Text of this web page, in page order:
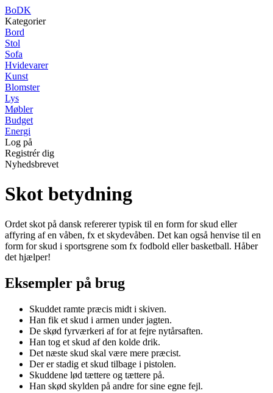
BoDK
Kategorier
Bord
Stol
Sofa
Hvidevarer
Kunst
Blomster
Lys
Møbler
Budget
Energi
Log på
Registrér dig
Nyhedsbrevet
Skot betydning
Ordet skot på dansk refererer typisk til en form for skud eller
affyring af en våben, fx et skydevåben. Det kan også henvise til en
form for skud i sportsgrene som fx fodbold eller basketball. Håber
det hjælper!
Eksempler på brug
Skuddet ramte præcis midt i skiven.
Han fik et skud i armen under jagten.
De skød fyrværkeri af for at fejre nytårsaften.
Han tog et skud af den kolde drik.
Det næste skud skal være mere præcist.
Der er stadig et skud tilbage i pistolen.
Skuddene lød tættere og tættere på.
Han skød skylden på andre for sine egne fejl.